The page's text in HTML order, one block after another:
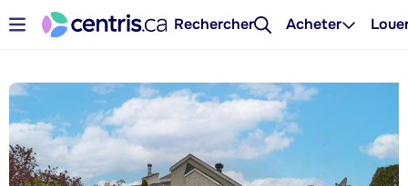
Rechercher Acheter